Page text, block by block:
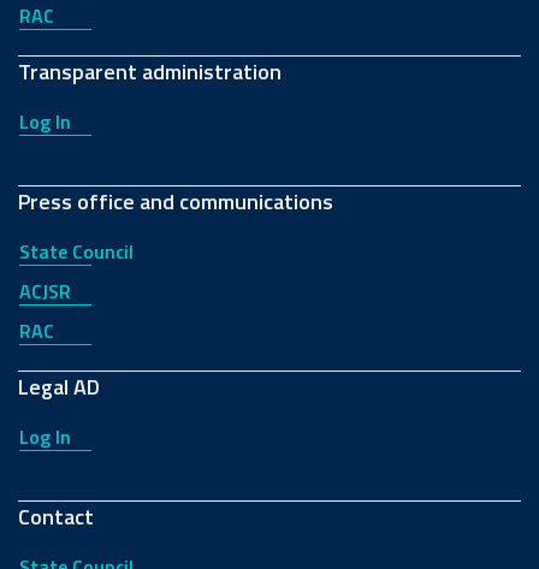
RAC
Transparent administration
Log In
Press office and communications
State Council
ACJSR
RAC
Legal AD
Log In
Contact